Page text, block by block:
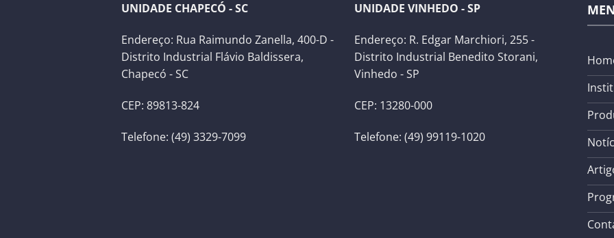
UNIDADE CHAPECÓ - SC
Endereço: Rua Raimundo Zanella, 400-D -
Distrito Industrial Flávio Baldissera,
Chapecó - SC
CEP: 89813-824
Telefone: (49) 3329-7099
UNIDADE VINHEDO - SP
Endereço: R. Edgar Marchiori, 255 -
Distrito Industrial Benedito Storani,
Vinhedo - SP
CEP: 13280-000
Telefone: (49) 99119-1020